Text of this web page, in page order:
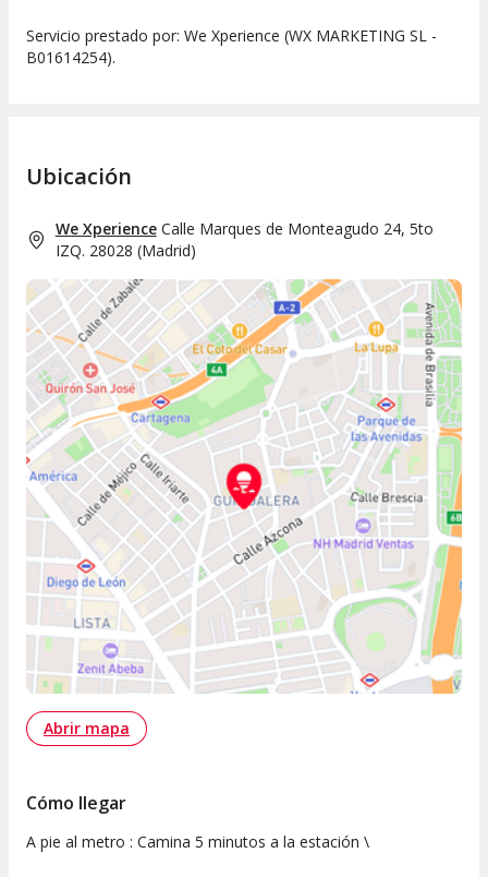
Servicio prestado por: We Xperience (WX MARKETING SL -
B01614254).
Ubicación
We Xperience Calle Marques de Monteagudo 24, 5to
IZQ. 28028 (Madrid)
Abrir mapa
Cómo llegar
A pie al metro : Camina 5 minutos a la estación \